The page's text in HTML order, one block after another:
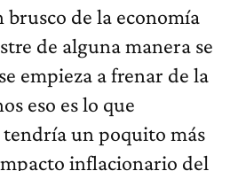
brusco de la economía
de alguna manera se
empieza a frenar de la
eso es lo que
tendría un poquito más
inflacionario del